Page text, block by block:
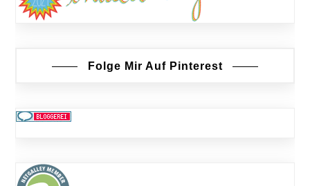
Folge Mir Auf Pinterest